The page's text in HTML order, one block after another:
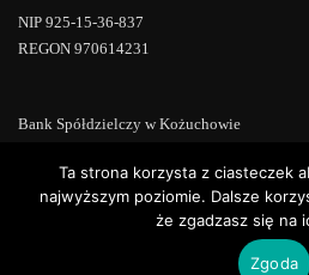
NIP 925-15-36-837
REGON 970614231
Bank Spółdzielczy w Kożuchowie
WordPress |
Ta strona korzysta z ciasteczek
najwyższym poziomie. Dalsze
że zgadzasz się na
Zgoda